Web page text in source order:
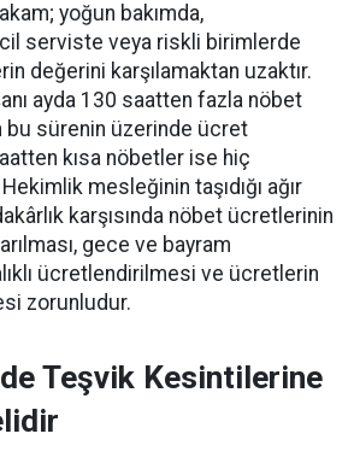
yoğun bakımda,
serviste veya riskli birimlerde
değerini karşılamaktan uzaktır.
ayda 130 saatten fazla nöbet
bu sürenin üzerinde ücret
kısa nöbetler ise hiç
mesleğinin taşıdığı ağır
karşısında nöbet ücretlerinin
gece ve bayram
ücretlendirilmesi ve ücretlerin
zorunludur.
Teşvik Kesintilerine